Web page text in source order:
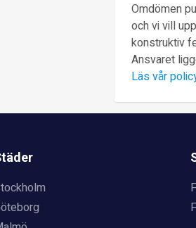
Omdömen
och vi vill
konstruktiv
Ansvaret
Läs vår